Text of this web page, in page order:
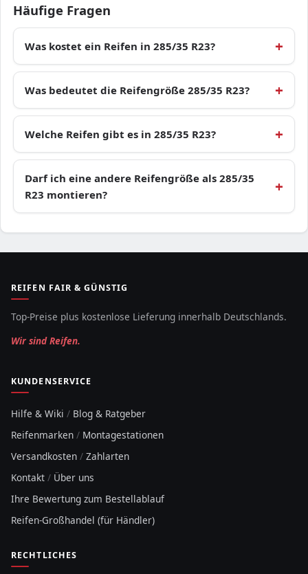
Häufige Fragen
Was kostet ein Reifen in 285/35 R23?
Was bedeutet die Reifengröße 285/35 R23?
Welche Reifen gibt es in 285/35 R23?
Darf ich eine andere Reifengröße als 285/35
R23 montieren?
REIFEN FAIR & GÜNSTIG
Top-Preise plus kostenlose Lieferung innerhalb Deutschlands.
Wir sind Reifen.
KUNDENSERVICE
Hilfe & Wiki / Blog & Ratgeber
Reifenmarken / Montagestationen
Versandkosten / Zahlarten
Kontakt / Über uns
Ihre Bewertung zum Bestellablauf
Reifen-Großhandel (für Händler)
RECHTLICHES